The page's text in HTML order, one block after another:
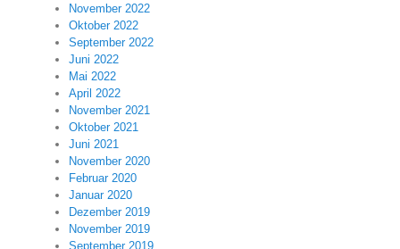
November 2022
Oktober 2022
September 2022
Juni 2022
Mai 2022
April 2022
November 2021
Oktober 2021
Juni 2021
November 2020
Februar 2020
Januar 2020
Dezember 2019
November 2019
September 2019